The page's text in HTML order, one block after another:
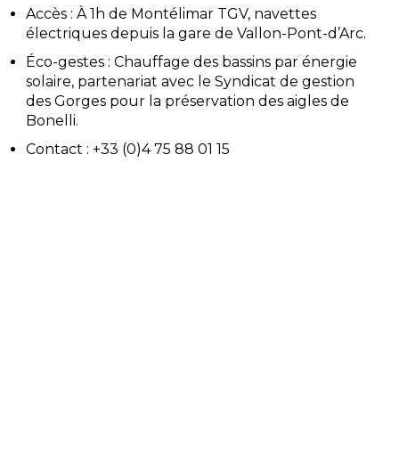
Accès : À 1h de Montélimar TGV, navettes
électriques depuis la gare de Vallon-Pont-d’Arc.
Éco-gestes : Chauffage des bassins par énergie
solaire, partenariat avec le Syndicat de gestion
des Gorges pour la préservation des aigles de
Bonelli.
Contact : +33 (0)4 75 88 01 15